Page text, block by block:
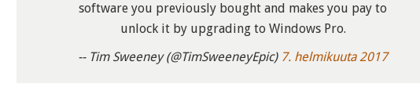
software you previously bought and makes you pay to
unlock it by upgrading to Windows Pro.
-- Tim Sweeney (@TimSweeneyEpic) 7. helmikuuta 2017